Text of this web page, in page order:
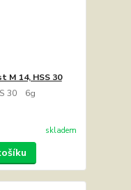
M 14, HSS 30
HSS 30 6g
skladem